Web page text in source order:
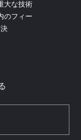
大な技術
のフィー